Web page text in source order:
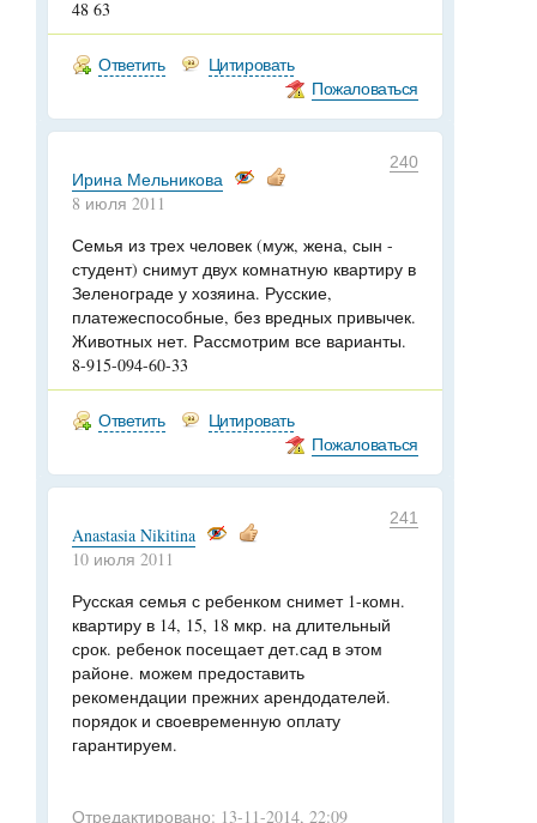
48 63
Ответить
Цитировать
Пожаловаться
240
Ирина Мельникова
8 июля 2011
Семья из трех человек (муж, жена, сын -
студент) снимут двух комнатную квартиру в
Зеленограде у хозяина. Русские,
платежеспособные, без вредных привычек.
Животных нет. Рассмотрим все варианты.
8-915-094-60-33
Ответить
Цитировать
Пожаловаться
241
Anastasia Nikitina
10 июля 2011
Русская семья с ребенком снимет 1-комн.
квартиру в 14, 15, 18 мкр. на длительный
срок. ребенок посещает дет.сад в этом
районе. можем предоставить
рекомендации прежних арендодателей.
порядок и своевременную оплату
гарантируем.
Отредактировано: 13-11-2014, 22:09